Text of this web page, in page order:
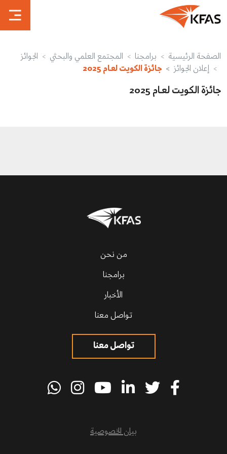
الصفحة الرئيسية برامجنا المجتمع العلمي والبحثي
الجوائز
إعلان الجوائز
جائزة الكويت لعـام 2025
جائزة الكويت لعـام 2025
من نحن
برامجنا
الأخبار
تواصل معنا
تواصل معنا
بيان الخصوصية